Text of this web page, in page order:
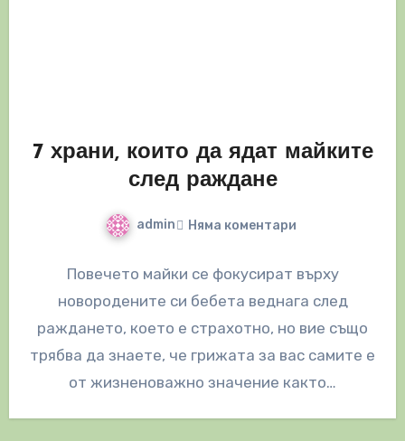
7 храни, които да ядат майките
след раждане
admin Няма коментари
Повечето майки се фокусират върху
новородените си бебета веднага след
раждането, което е страхотно, но вие също
трябва да знаете, че грижата за вас самите е
от жизненоважно значение както…